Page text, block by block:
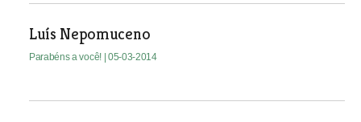
Luís Nepomuceno
Parabéns a você! | 05-03-2014